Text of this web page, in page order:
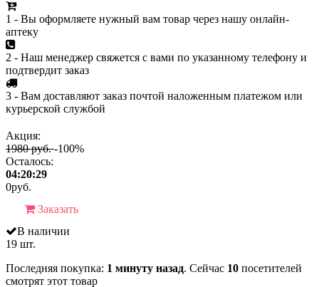
1 - Вы оформляете нужный вам товар через нашу онлайн-
аптеку
2 - Наш менеджер свяжется с вами по указанному телефону и
подтвердит заказ
3 - Вам доставляют заказ почтой наложенным платежом или
курьерской службой
Акция:
1980 руб.-100%
Осталось:
04:20:29
0руб.
Заказать
В наличии
19 шт.
Последняя покупка: 1 минуту назад. Сейчас 10 посетителей
смотрят этот товар